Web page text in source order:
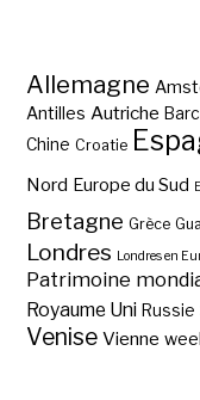
Allemagne
Antilles Autriche
Chine Croatie
Nord Europe du Sud
Bretagne Grèce
Londres Londres en
Patrimoine
Royaume Uni Russie
Venise Vienne